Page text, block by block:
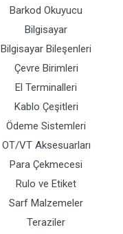
Barkod Okuyucu
Bilgisayar
Bilgisayar Bileşenleri
Çevre Birimleri
El Terminalleri
Kablo Çeşitleri
Ödeme Sistemleri
OT/VT Aksesuarları
Para Çekmecesi
Rulo ve Etiket
Sarf Malzemeler
Teraziler